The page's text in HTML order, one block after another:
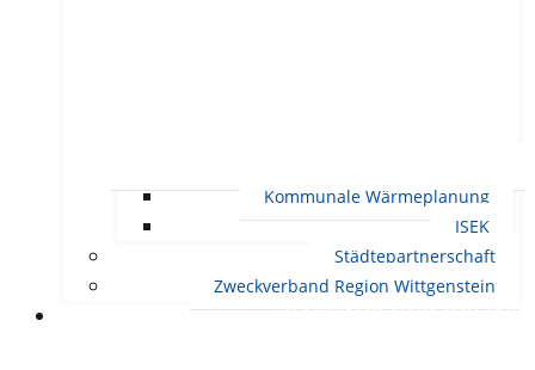
Kommunale Wärmeplanung
ISEK
Städtepartnerschaft
Zweckverband Region Wittgenstein
RATHAUS UND POLITIK